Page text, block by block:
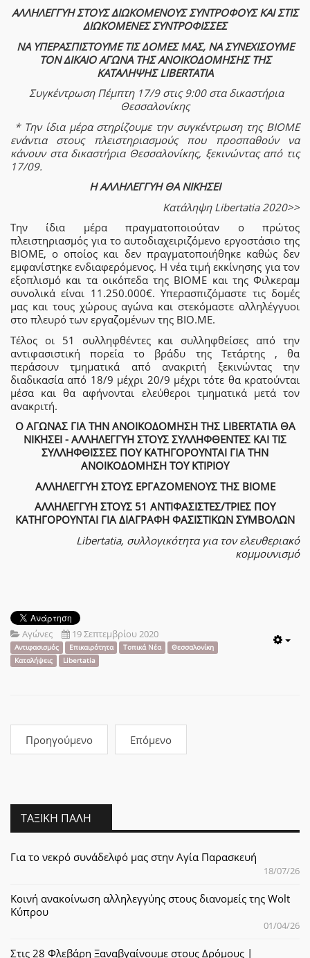
ΑΛΛΗΛΕΓΓΥΗ ΣΤΟΥΣ ΔΙΩΚΟΜΕΝΟΥΣ ΣΥΝΤΡΟΦΟΥΣ ΚΑΙ ΣΤΙΣ
ΔΙΩΚΟΜΕΝΕΣ ΣΥΝΤΡΟΦΙΣΣΕΣ
ΝΑ ΥΠΕΡΑΣΠΙΣΤΟΥΜΕ ΤΙΣ ΔΟΜΕΣ ΜΑΣ, ΝΑ ΣΥΝΕΧΙΣΟΥΜΕ
ΤΟΝ ΔΙΚΑΙΟ ΑΓΩΝΑ ΤΗΣ ΑΝΟΙΚΟΔΟΜΗΣΗΣ ΤΗΣ
ΚΑΤΑΛΗΨΗΣ LIBERTATIA
Συγκέντρωση Πέμπτη 17/9 στις 9:00 στα δικαστήρια
Θεσσαλονίκης
* Την ίδια μέρα στηρίζουμε την συγκέντρωση της ΒΙΟΜΕ
ενάντια στους πλειστηριασμούς που προσπαθούν να
κάνουν στα δικαστήρια Θεσσαλονίκης, ξεκινώντας από τις
17/09.
Η ΑΛΛΗΛΕΓΓΥΗ ΘΑ ΝΙΚΗΣΕΙ
Κατάληψη Libertatia 2020>>
Την ίδια μέρα πραγματοποιούταν ο πρώτος
πλειστηριασμός για το αυτοδιαχειριζόμενο εργοστάσιο της
ΒΙΟΜΕ, ο οποίος και δεν πραγματοποιήθηκε καθώς δεν
εμφανίστηκε ενδιαφερόμενος. Η νέα τιμή εκκίνησης για τον
εξοπλισμό και τα οικόπεδα της ΒΙΟΜΕ και της Φιλκεραμ
συνολικά είναι 11.250.000€. Yπερασπιζόμαστε τις δομές
μας και τους χώρους αγώνα και στεκόμαστε αλληλέγγυοι
στο πλευρό των εργαζομένων της ΒΙΟ.ΜΕ.
Τέλος οι 51 συλληφθέντες και συλληφθείσες από την
αντιφασιστική πορεία το βράδυ της Τετάρτης , θα
περάσουν τμηματικά από ανακριτή ξεκινώντας την
διαδικασία από 18/9 μέχρι 20/9 μέχρι τότε θα κρατούνται
μέσα και θα αφήνονται ελεύθεροι τμηματικά μετά τον
ανακριτή.
Ο ΑΓΩΝΑΣ ΓΙΑ ΤΗΝ ΑΝΟΙΚΟΔΟΜΗΣΗ ΤΗΣ LIBERTATIA ΘΑ
ΝΙΚΗΣΕΙ - ΑΛΛΗΛΕΓΓΥΗ ΣΤΟΥΣ ΣΥΛΛΗΦΘΕΝΤΕΣ ΚΑΙ ΤΙΣ
ΣΥΛΛΗΦΘΙΣΣΕΣ ΠΟΥ ΚΑΤΗΓΟΡΟΥΝΤΑΙ ΓΙΑ ΤΗΝ
ΑΝΟΙΚΟΔΟΜΗΣΗ ΤΟΥ ΚΤΙΡΙΟΥ
ΑΛΛΗΛΕΓΓΥΗ ΣΤΟΥΣ ΕΡΓΑΖΟΜΕΝΟΥΣ ΤΗΣ ΒΙΟΜΕ
ΑΛΛΗΛΕΓΓΥΗ ΣΤΟΥΣ 51 ΑΝΤΙΦΑΣΙΣΤΕΣ/ΤΡΙΕΣ ΠΟΥ
ΚΑΤΗΓΟΡΟΥΝΤΑΙ ΓΙΑ ΔΙΑΓΡΑΦΗ ΦΑΣΙΣΤΙΚΩΝ ΣΥΜΒΟΛΩΝ
Libertatia, συλλογικότητα για τον ελευθεριακό
κομμουνισμό
Αγώνες 19 Σεπτεμβρίου 2020
Αντιφασισμός Επικαιρότητα Τοπικά Νέα
Θεσσαλονίκη
Καταλήψεις
Libertatia
Προηγούμενο Επόμενο
ΤΑΞΙΚΉ ΠΆΛΗ
Για το νεκρό συνάδελφό μας στην Αγία Παρασκευή
18/07/26
Κοινή ανακοίνωση αλληλεγγύης στους διανομείς της Wolt
Κύπρου
01/04/26
Στις 28 Φλεβάρη Ξαναβγαίνουμε στους Δρόμους |